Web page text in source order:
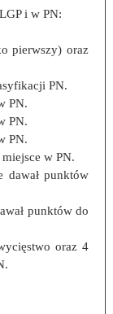
i w PN:
pierwszy) oraz
PN.
PN.
PN.
PN.
w PN.
dawał punktów
punktów do
oraz 4